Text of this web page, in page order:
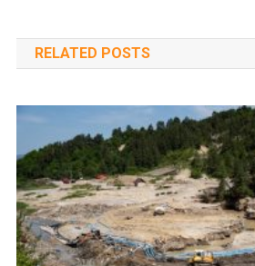
RELATED POSTS